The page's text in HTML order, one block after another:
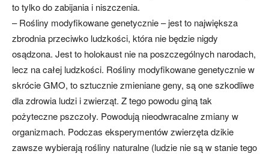
to tylko do zabijania i niszczenia.
– Rośliny modyfikowane genetycznie – jest to największa
zbrodnia przeciwko ludzkości, która nie będzie nigdy
osądzona. Jest to holokaust nie na poszczególnych narodach,
lecz na całej ludzkości. Rośliny modyfikowane genetycznie w
skrócie GMO, to sztucznie zmieniane geny, są one szkodliwe
dla zdrowia ludzi i zwierząt. Z tego powodu giną tak
pożyteczne pszczoły. Powodują nieodwracalne zmiany w
organizmach. Podczas eksperymentów zwierzęta dzikie
zawsze wybierają rośliny naturalne (ludzie nie są w stanie tego